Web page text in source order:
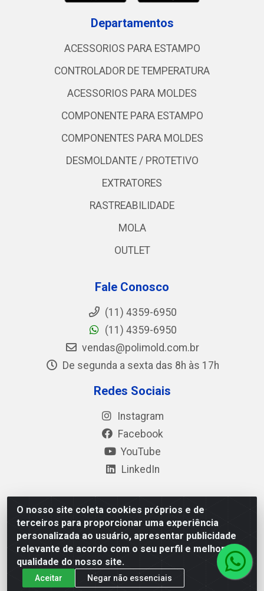
O nosso site coleta cookies próprios e de
terceiros para proporcionar uma experiência
personalizada ao usuário, apresentar publicidade
relevante de acordo com o seu perfil e melhorar a
qualidade do nosso site.
Aceitar Negar não essenciais
Departamentos
ACESSORIOS PARA ESTAMPO
CONTROLADOR DE TEMPERATURA
ACESSORIOS PARA MOLDES
COMPONENTE PARA ESTAMPO
COMPONENTES PARA MOLDES
DESMOLDANTE / PROTETIVO
EXTRATORES
RASTREABILIDADE
MOLA
OUTLET
Fale Conosco
(11) 4359-6950
(11) 4359-6950
vendas@polimold.com.br
De segunda a sexta das 8h às 17h
Redes Sociais
Instagram
Facebook
YouTube
LinkedIn
Polimold Industrial Ltda - Estrada dos Casa, 4585 – São
Bernardo do Campo / SP – CEP: 09.840-000 - CNPJ
44.106.466/0001-41